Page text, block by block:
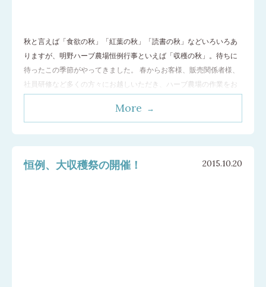
秋と言えば「食欲の秋」「紅葉の秋」「読書の秋」などいろいろあ
りますが、明野ハーブ農場恒例行事といえば「収穫の秋」。待ちに
待ったこの季節がやってきました。 春からお客様、販売関係者様、
社員研修など多くの方々にお越しいただき、ハーブ農場の作業をお
水やり、摘花、剪定、花や葉茎の収穫および選別など様々。そして
More
恒例、大収穫祭の開催！ 2015.10.20